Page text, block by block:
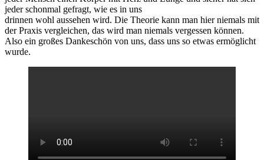
jeder schonmal gefragt, wie es in uns
drinnen wohl aussehen wird. Die Theorie kann man hier niemals mit
der Praxis vergleichen, das wird man niemals vergessen können.
Also ein großes Dankeschön von uns, dass uns so etwas ermöglicht
wurde.